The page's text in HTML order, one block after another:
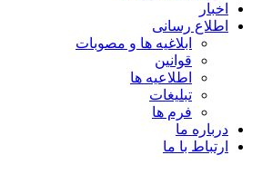
اخبار
اطلاع رسانی
ابلاغیه ها و مصوبات
قوانین
اطلاعیه ها
تبلیغات
فرم ها
درباره ما
ارتباط با ما